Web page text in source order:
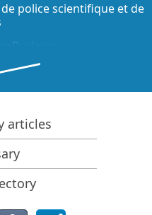
police scientifique et de
de fichiers pour les
de récupération
utilisant R-Studio
articles